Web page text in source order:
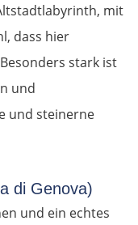
mit
dass hier
stark ist
und
und steinerne
di Genova)
und ein echtes